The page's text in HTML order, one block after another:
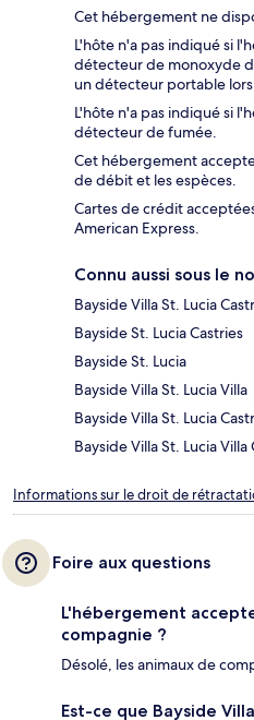
Cet hébergement ne
L'hôte n'a pas indiqué si
détecteur de monoxyde
un détecteur portable
L'hôte n'a pas indiqué si
détecteur de fumée.
Cet hébergement
de débit et les espèces.
Cartes de crédit
American Express.
Connu aussi sous le
Bayside Villa St. Lucia
Bayside St. Lucia Castries
Bayside St. Lucia
Bayside Villa St. Lucia Villa
Bayside Villa St. Lucia
Bayside Villa St. Lucia Villa
Informations sur le droit de
Foire aux questions
L'hébergement
compagnie ?
Désolé, les animaux de
Est-ce que Bayside